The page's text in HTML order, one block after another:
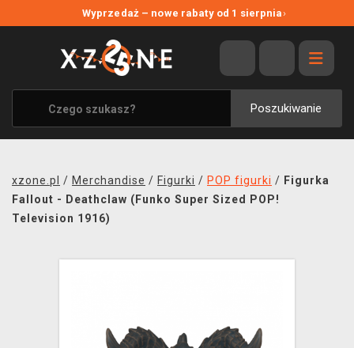
Wyprzedaż – nowe rabaty od 1 sierpnia›
Poszukiwanie
WYPRZEDAŻ
WSZYSTKIE MARKI
XZONE ORIGINALS
UBRANIA I AKCESORIA
SOUNDTRACKI
xzone.pl / Merchandise / Figurki / POP figurki / Figurka
Fallout - Deathclaw (Funko Super Sized POP!
Television 1916)